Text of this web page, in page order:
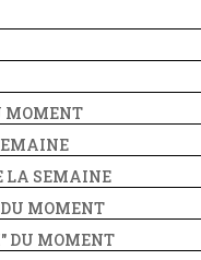
MOMENT
LA SEMAINE
MOMENT
DU MOMENT